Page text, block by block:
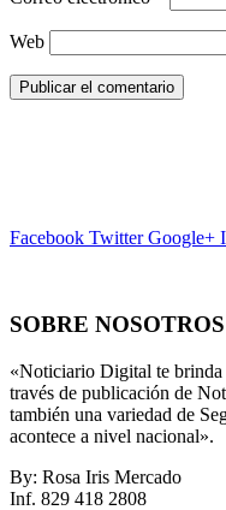
Web
Facebook Twitter Google+
SOBRE NOSOTROS
«Noticiario Digital te
través de publicación de
también una variedad de
acontece a nivel nacional».
By: Rosa Iris Mercado
Inf. 829 418 2808